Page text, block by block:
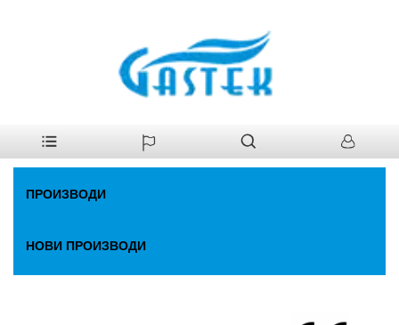
Конвенционални гасни
комбиновани бојлер
ПРОИЗВОДИ
НОВИ ПРОИЗВОДИ